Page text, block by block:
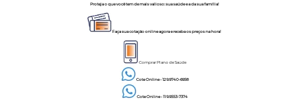
Proteja o que você tem de mais valioso: sua saúde e a da sua família!
Faça sua cotação online agora e receba os preços na hora!
Comprar Plano de Saúde
Cote Online - 12 9.9740-6958
Cote Online - 11 9.9553-7374